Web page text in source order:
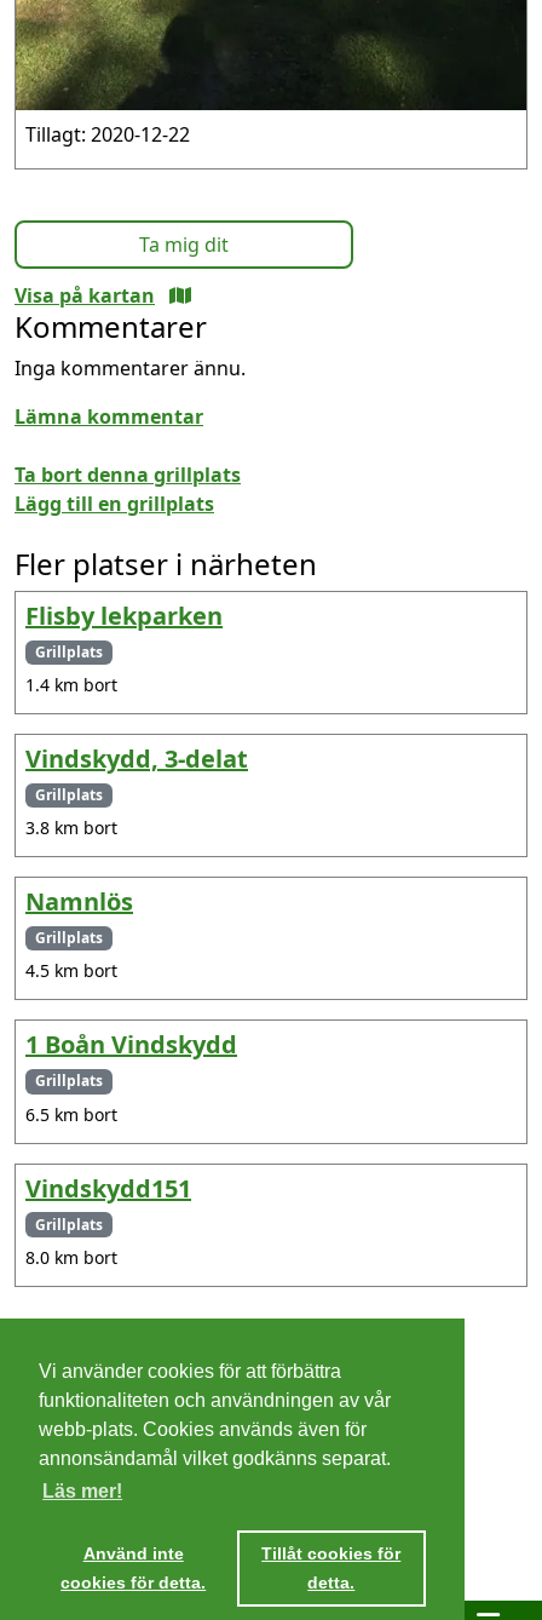
Tillagt: 2020-12-22
Ta mig dit
Visa på kartan
Kommentarer
Inga kommentarer ännu.
Lämna kommentar
Ta bort denna grillplats
Lägg till en grillplats
Fler platser i närheten
Flisby lekparken
Grillplats
1.4 km bort
Vindskydd, 3-delat
Grillplats
3.8 km bort
Namnlös
Grillplats
4.5 km bort
1 Boån Vindskydd
Grillplats
6.5 km bort
Vindskydd151
Grillplats
8.0 km bort
Ta mig dit
Cookies
Integritetspolicy
Villkor
Vi använder cookies för att förbättra
funktionaliteten och användningen av vår
webb-plats. Cookies används även för
annonsändamål vilket godkänns separat.
Läs mer!
Använd inte
cookies för detta.
Tillåt cookies för
detta.